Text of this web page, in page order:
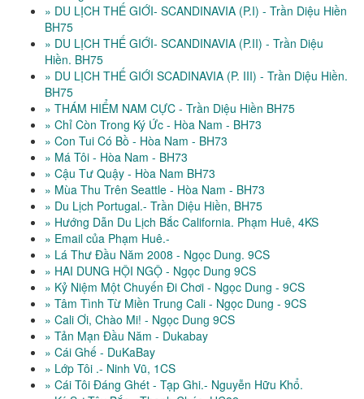
» DU LỊCH THẾ GIỚI- SCANDINAVIA (P.I) - Trần Diệu Hiền
BH75
» DU LỊCH THẾ GIỚI- SCANDINAVIA (P.II) - Trần Diệu
Hiền. BH75
» DU LỊCH THẾ GIỚI SCADINAVIA (P. III) - Trần Diệu Hiền.
BH75
» THÁM HIỂM NAM CỰC - Trần Diệu Hiền BH75
» Chỉ Còn Trong Ký Ức - Hòa Nam - BH73
» Con Tui Có Bồ - Hòa Nam - BH73
» Má Tôi - Hòa Nam - BH73
» Cậu Tư Quậy - Hòa Nam BH73
» Mùa Thu Trên Seattle - Hòa Nam - BH73
» Du Lịch Portugal.- Trần Diệu Hiền, BH75
» Hướng Dẫn Du Lịch Bắc California. Phạm Huê, 4KS
» Email của Phạm Huê.-
» Lá Thư Đầu Năm 2008 - Ngọc Dung. 9CS
» HAI DUNG HỘI NGỘ - Ngọc Dung 9CS
» Kỷ Niệm Một Chuyến Đi Chơi - Ngọc Dung - 9CS
» Tâm Tình Từ Miền Trung Cali - Ngọc Dung - 9CS
» Cali Ơi, Chào Mi! - Ngọc Dung 9CS
» Tản Mạn Đầu Năm - Dukabay
» Cái Ghế - DuKaBay
» Lớp Tôi .- Ninh Vũ, 1CS
» Cái Tôi Đáng Ghét - Tạp Ghi.- Nguyễn Hữu Khổ.